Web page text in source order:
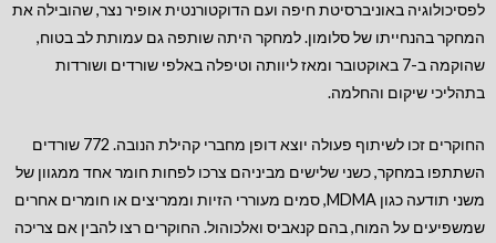
לפסיכולוגיה באוניברסיטת חיפה ועם הדוקטורנטית אופיר נצר, שהובילה את
המחקר בהנחייתו של סלומון. למחקר היתה שותפה גם עמותת לב בטוח,
שהוקמה ב-7 באוקטובר ומאז ליוותה וטיפלה באלפי שורדים ושורדות
בתהליכי שיקום והחלמה.
החוקרים זכו לשיתוף פעולה יוצא דופן מחברי קהילת הנובה. 772 שורדים
השתתפו במחקר, כשני שלישים מביניהם צרכו לפחות חומר אחד ממגוון של
משני תודעה כגון MDMA, סמים מעוררי הזיות וממריצים או חומרים אחרים
שמשפיעים על המוח, בהם קנאביס ואלכוהול. החוקרים רצו להבין אם צריכה